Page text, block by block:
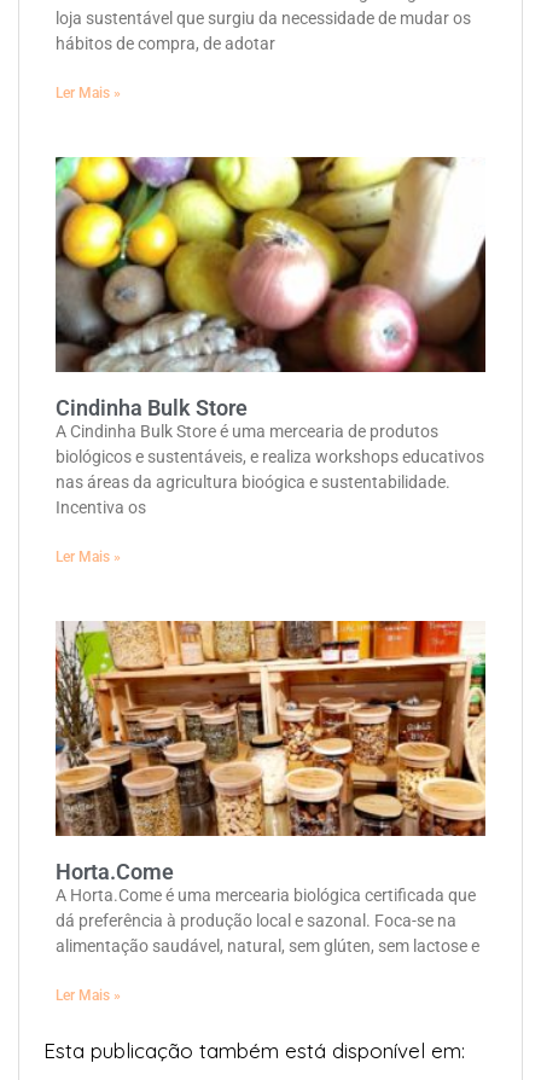
loja sustentável que surgiu da necessidade de mudar os
hábitos de compra, de adotar
Ler Mais »
Cindinha Bulk Store
A Cindinha Bulk Store é uma mercearia de produtos
biológicos e sustentáveis, e realiza workshops educativos
nas áreas da agricultura bioógica e sustentabilidade.
Incentiva os
Ler Mais »
Horta.Come
A Horta.Come é uma mercearia biológica certificada que
dá preferência à produção local e sazonal. Foca-se na
alimentação saudável, natural, sem glúten, sem lactose e
Ler Mais »
Esta publicação também está disponível em: